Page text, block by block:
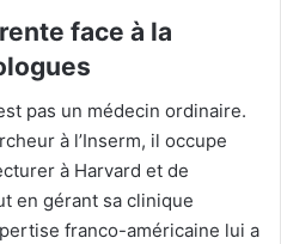
face à la
pas un médecin ordinaire.
à l’Inserm, il occupe
à Harvard et de
en gérant sa clinique
franco-américaine lui a